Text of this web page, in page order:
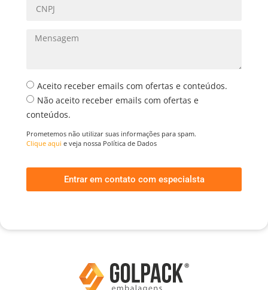
Aceito receber emails com ofertas e conteúdos.
Não aceito receber emails com ofertas e
conteúdos.
Prometemos não utilizar suas informações para spam.
Clique aqui e veja nossa Política de Dados
Entrar em contato com especialsta